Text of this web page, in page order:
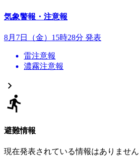
気象警報・注意報
8月7日（金）15時28分 発表
雷注意報
濃霧注意報
避難情報
現在発表されている情報はありません